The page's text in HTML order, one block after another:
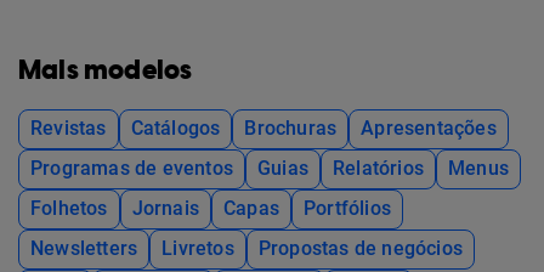
Mais modelos
Revistas Catálogos Brochuras
Apresentações
Programas de eventos
Guias Relatórios
Menus
Folhetos
Jornais Capas
Portfólios
Newsletters
Livretos
Propostas de negócios